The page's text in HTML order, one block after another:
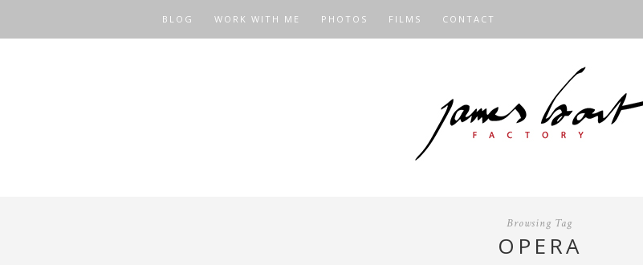
BLOG WORK WITH ME PHOTOS FILMS CONTACT
Browsing Tag
OPERA